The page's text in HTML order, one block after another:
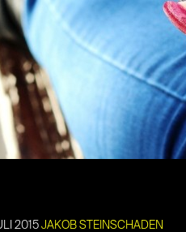
2015 JAKOB STEINSCHADEN